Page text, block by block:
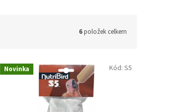
6položek celkem
Novinka Kód: S5